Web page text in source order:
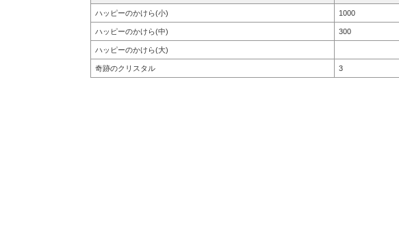
ハッピーのかけら(小) 1000
ハッピーのかけら(中) 300
ハッピーのかけら(大)
奇跡のクリスタル 3